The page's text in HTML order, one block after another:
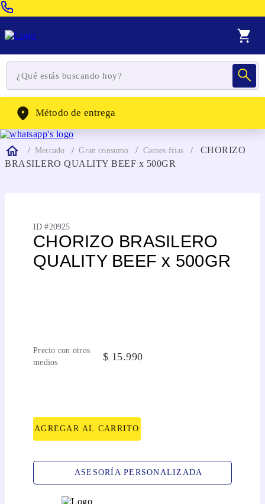
WhatsApp: (302) 262-4104
Método de entrega
Mercado Gran consumo Carnes frias
CHORIZO
BRASILERO QUALITY BEEF x 500GR
ID #20925
CHORIZO BRASILERO
QUALITY BEEF x 500GR
Precio con otros
medios
$ 15.990
AGREGAR AL CARRITO
ASESORÍA PERSONALIZADA